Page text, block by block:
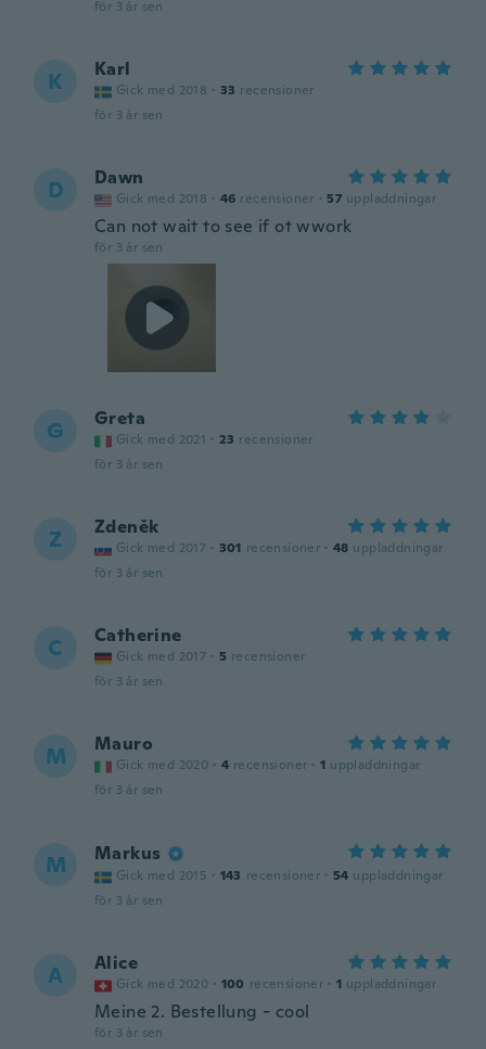
för 3 år sen
K Karl
Gick med 2018 · 33 recensioner
för 3 år sen
D Dawn
Gick med 2018 · 46 recensioner · 57 uppladdningar
Can not wait to see if ot wwork
för 3 år sen
G Greta
Gick med 2021 · 23 recensioner
för 3 år sen
Z Zdeněk
Gick med 2017 · 301 recensioner · 48 uppladdningar
för 3 år sen
C Catherine
Gick med 2017 · 5 recensioner
för 3 år sen
M Mauro
Gick med 2020 · 4 recensioner · 1 uppladdningar
för 3 år sen
M Markus
Gick med 2015 · 143 recensioner · 54 uppladdningar
för 3 år sen
A Alice
Gick med 2020 · 100 recensioner · 1 uppladdningar
Meine 2. Bestellung - cool
för 3 år sen